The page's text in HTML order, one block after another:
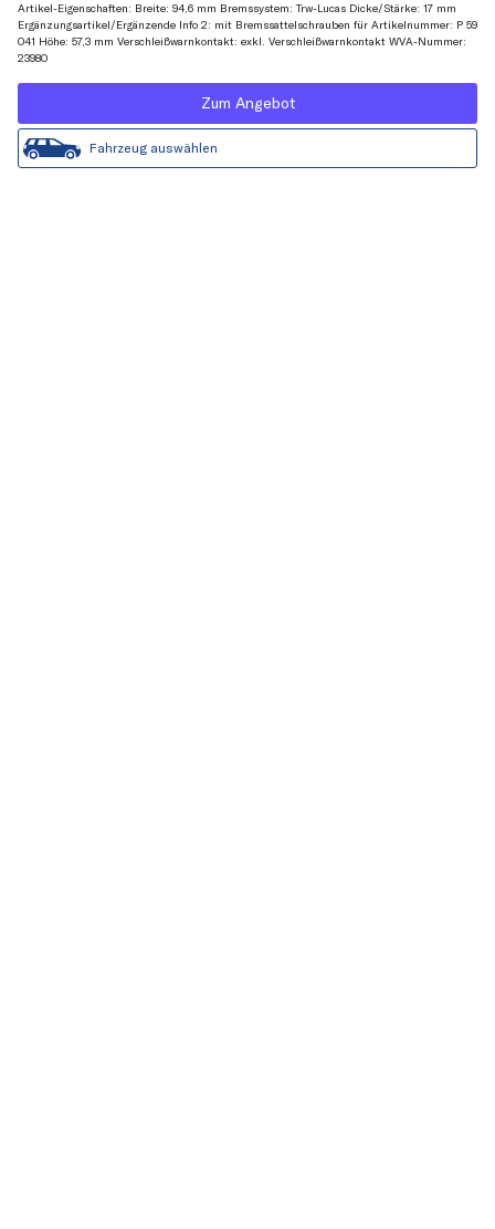
Artikel-Eigenschaften: Breite: 94,6 mm Bremssystem: Trw-Lucas Dicke/Stärke: 17 mm
Ergänzungsartikel/Ergänzende Info 2: mit Bremssattelschrauben für Artikelnummer: P 59
041 Höhe: 57,3 mm Verschleißwarnkontakt: exkl. Verschleißwarnkontakt WVA-Nummer:
23980
Zum Angebot
Fahrzeug auswählen